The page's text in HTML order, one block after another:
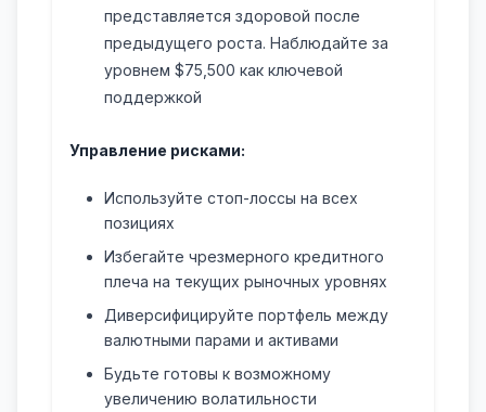
представляется здоровой после
предыдущего роста. Наблюдайте за
уровнем $75,500 как ключевой
поддержкой
Управление рисками:
Используйте стоп-лоссы на всех
позициях
Избегайте чрезмерного кредитного
плеча на текущих рыночных уровнях
Диверсифицируйте портфель между
валютными парами и активами
Будьте готовы к возможному
увеличению волатильности